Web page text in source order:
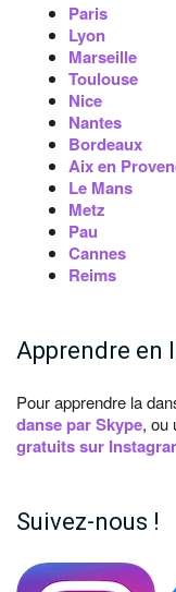
Paris
Lyon
Marseille
Toulouse
Nice
Nantes
Bordeaux
Aix en
Le Mans
Metz
Pau
Cannes
Reims
Apprendre en
Pour apprendre la
danse par Skype, ou
gratuits sur
Suivez-nous !